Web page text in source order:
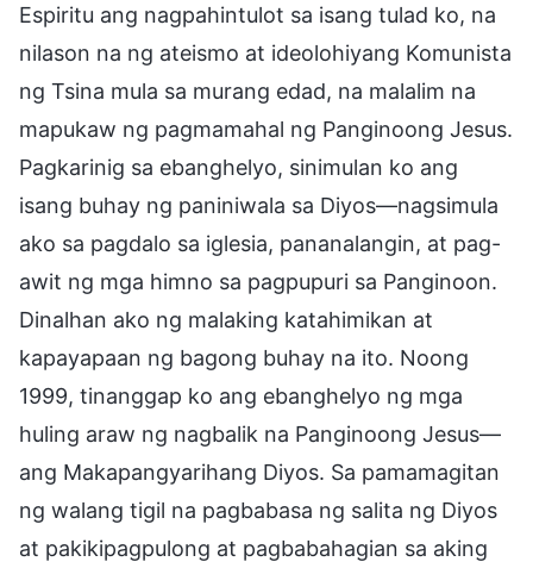
Espiritu ang nagpahintulot sa isang tulad ko, na
nilason na ng ateismo at ideolohiyang Komunista
ng Tsina mula sa murang edad, na malalim na
mapukaw ng pagmamahal ng Panginoong Jesus.
Pagkarinig sa ebanghelyo, sinimulan ko ang
isang buhay ng paniniwala sa Diyos—nagsimula
ako sa pagdalo sa iglesia, pananalangin, at pag-
awit ng mga himno sa pagpupuri sa Panginoon.
Dinalhan ako ng malaking katahimikan at
kapayapaan ng bagong buhay na ito. Noong
1999, tinanggap ko ang ebanghelyo ng mga
huling araw ng nagbalik na Panginoong Jesus—
ang Makapangyarihang Diyos. Sa pamamagitan
ng walang tigil na pagbabasa ng salita ng Diyos
at pakikipagpulong at pagbabahagian sa aking